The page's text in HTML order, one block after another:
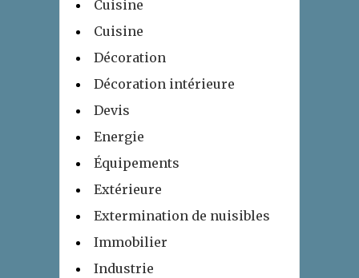
Cuisine
Cuisine
Décoration
Décoration intérieure
Devis
Energie
Équipements
Extérieure
Extermination de nuisibles
Immobilier
Industrie